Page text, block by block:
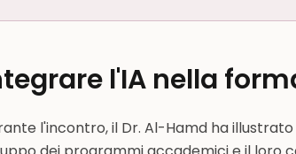
l'IA nella
l'incontro, il Dr. Al-Hamd ha